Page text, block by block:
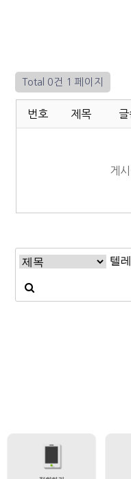
Total 0건 1 페이지
번호 제목 글
게